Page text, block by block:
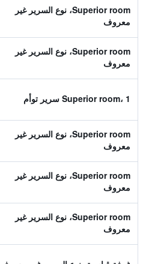
Superior room، نوع السرير غير
معروف
Superior room، نوع السرير غير
معروف
Superior room، 1 سرير توأم
Superior room، نوع السرير غير
معروف
Superior room، نوع السرير غير
معروف
Superior room، نوع السرير غير
معروف